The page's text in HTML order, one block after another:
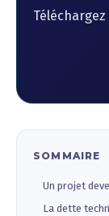
SOMMAIRE
Un projet
La dette